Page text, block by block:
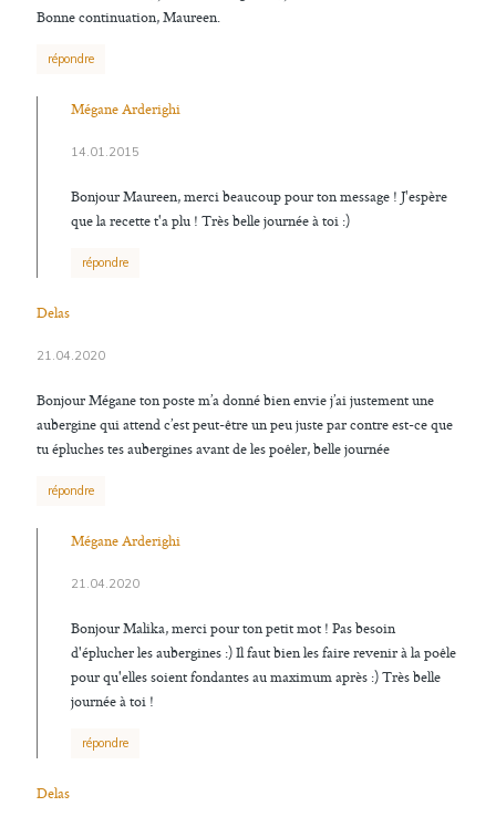
Bonne continuation, Maureen.
répondre
Mégane Arderighi
14.01.2015
Bonjour Maureen, merci beaucoup pour ton message ! J'espère
que la recette t'a plu ! Très belle journée à toi :)
répondre
Delas
21.04.2020
Bonjour Mégane ton poste m’a donné bien envie j’ai justement une
aubergine qui attend c’est peut-être un peu juste par contre est-ce que
tu épluches tes aubergines avant de les poêler, belle journée
répondre
Mégane Arderighi
21.04.2020
Bonjour Malika, merci pour ton petit mot ! Pas besoin
d'éplucher les aubergines :) Il faut bien les faire revenir à la poêle
pour qu'elles soient fondantes au maximum après :) Très belle
journée à toi !
répondre
Delas